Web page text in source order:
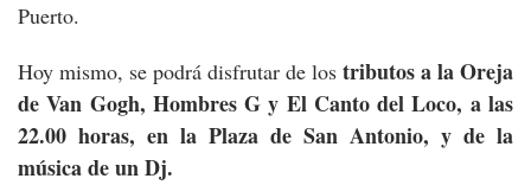
Puerto.
Hoy mismo, se podrá disfrutar de los tributos a la Oreja
de Van Gogh, Hombres G y El Canto del Loco, a las
22.00 horas, en la Plaza de San Antonio, y de la
música de un Dj.